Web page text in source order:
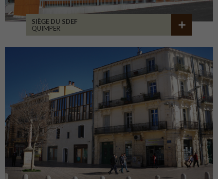
SIÈGE DU SDEF
QUIMPER